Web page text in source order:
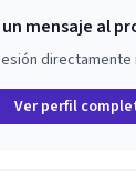
un mensaje al
Ver perfil